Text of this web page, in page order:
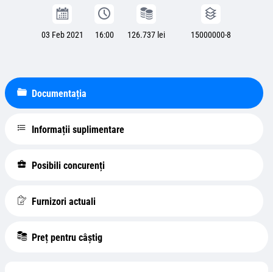
03 Feb 2021 16:00 126.737 lei 15000000-8
Documentația
Informații suplimentare
Posibili concurenți
Furnizori actuali
Preț pentru câștig